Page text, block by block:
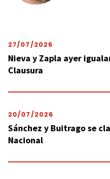
27/07/2026
Nieva y Zapla ayer
Clausura
20/07/2026
Sánchez y Buitrago se
Nacional